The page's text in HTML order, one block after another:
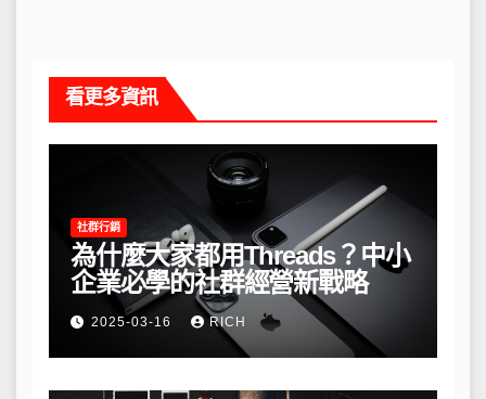
看更多資訊
社群行銷
為什麼大家都用Threads？中小
企業必學的社群經營新戰略
2025-03-16 RICH